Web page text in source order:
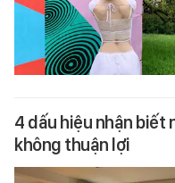
4 dấu hiệu nhận biết
không thuận lợi